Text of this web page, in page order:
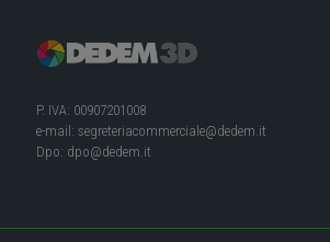
P. IVA: 00907201008
e-mail: segreteriacommerciale@dedem.it
Dpo: dpo@dedem.it